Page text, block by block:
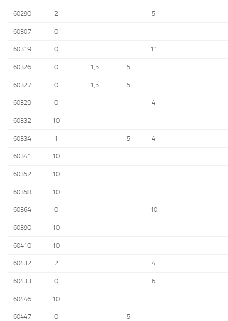
60290 2 5
60307 0
60319 0 11
60326 0 1,5 5
60327 0 1,5 5
60329 0 4
60332 10
60334 1 5 4
60341 10
60352 10
60358 10
60364 0 10
60390 10
60410 10
60432 2 4
60433 0 6
60446 10
60447 0 5